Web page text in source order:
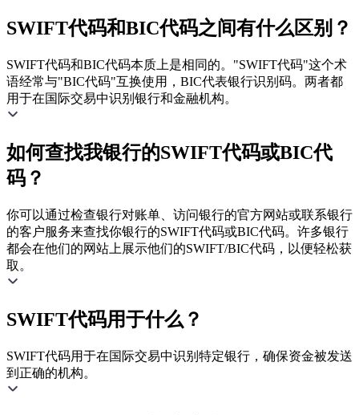
SWIFT代码和BIC代码之间有什么区别？
SWIFT代码和BIC代码本质上是相同的。"SWIFT代码"这个术
语经常与"BIC代码"互换使用，BIC代表银行识别码。两者都
用于在国际交易中识别银行和金融机构。
如何查找我银行的SWIFT代码或BIC代
码？
你可以通过检查银行对账单、访问银行的官方网站或联系银行
的客户服务来查找你银行的SWIFT代码或BIC代码。许多银行
都会在他们的网站上展示他们的SWIFT/BIC代码，以便轻松获
取。
SWIFT代码用于什么？
SWIFT代码用于在国际交易中识别特定银行，确保资金被发送
到正确的机构。